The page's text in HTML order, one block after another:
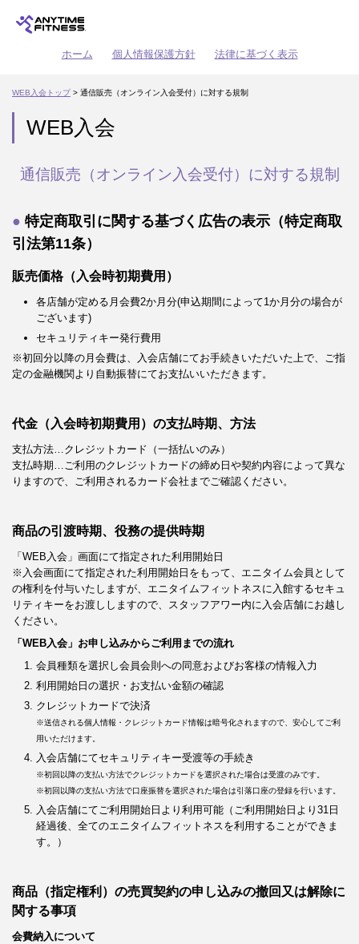
ホーム 個人情報保護方針 法律に基づく表示
WEB入会トップ> 通信販売（オンライン入会受付）に対する規制
WEB入会
通信販売（オンライン入会受付）に対する規制
特定商取引に関する基づく広告の表示（特定商取
引法第11条）
販売価格（入会時初期費用）
各店舗が定める月会費2か月分(申込期間によって1か月分の場合が
ございます)
セキュリティキー発行費用
※初回分以降の月会費は、入会店舗にてお手続きいただいた上で、ご指
定の金融機関より自動振替にてお支払いいただきます。
代金（入会時初期費用）の支払時期、方法
支払方法…クレジットカード（一括払いのみ）
支払時期…ご利用のクレジットカードの締め日や契約内容によって異な
りますので、ご利用されるカード会社までご確認ください。
商品の引渡時期、役務の提供時期
「WEB入会」画面にて指定された利用開始日
※入会画面にて指定された利用開始日をもって、エニタイム会員として
の権利を付与いたしますが、エニタイムフィットネスに入館するセキュ
リティキーをお渡ししますので、スタッフアワー内に入会店舗にお越し
ください。
「WEB入会」お申し込みからご利用までの流れ
会員種類を選択し会員会則への同意およびお客様の情報入力
利用開始日の選択・お支払い金額の確認
クレジットカードで決済
※送信される個人情報・クレジットカード情報は暗号化されますので、安心してご利
用いただけます。
入会店舗にてセキュリティキー受渡等の手続き
※初回以降の支払い方法でクレジットカードを選択された場合は受渡のみです。
※初回以降の支払い方法で口座振替を選択された場合は引落口座の登録を行います。
入会店舗にてご利用開始日より利用可能（ご利用開始日より31日
経過後、全てのエニタイムフィットネスを利用することができま
す。）
商品（指定権利）の売買契約の申し込みの撤回又は解除に
関する事項
会費納入について